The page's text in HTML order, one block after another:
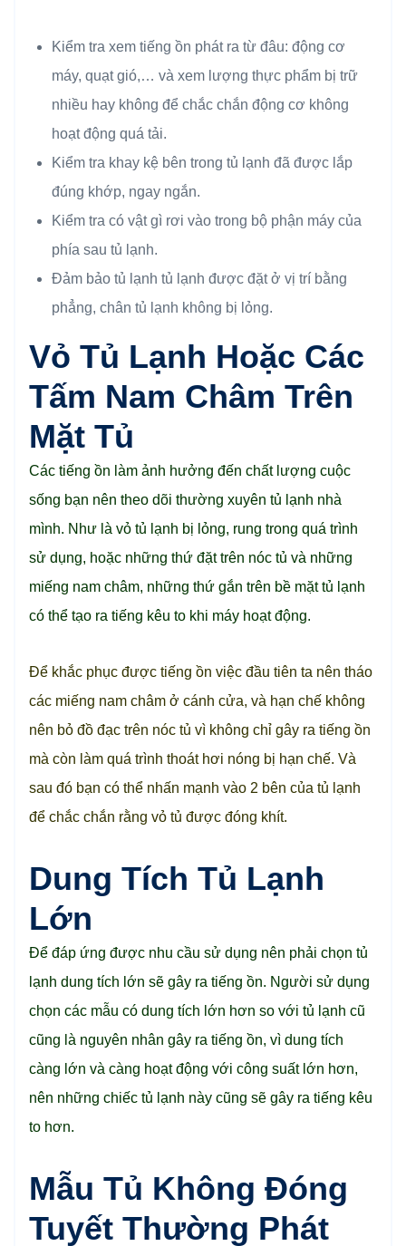
Kiểm tra xem tiếng ồn phát ra từ đâu: động cơ
máy, quạt gió,… và xem lượng thực phẩm bị trữ
nhiều hay không để chắc chắn động cơ không
hoạt động quá tải.
Kiểm tra khay kệ bên trong tủ lạnh đã được lắp
đúng khớp, ngay ngắn.
Kiểm tra có vật gì rơi vào trong bộ phận máy của
phía sau tủ lạnh.
Đảm bảo tủ lạnh tủ lạnh được đặt ở vị trí bằng
phẳng, chân tủ lạnh không bị lỏng.
Vỏ Tủ Lạnh Hoặc Các
Tấm Nam Châm Trên
Mặt Tủ
Các tiếng ồn làm ảnh hưởng đến chất lượng cuộc
sống bạn nên theo dõi thường xuyên tủ lạnh nhà
mình. Như là vỏ tủ lạnh bị lỏng, rung trong quá trình
sử dụng, hoặc những thứ đặt trên nóc tủ và những
miếng nam châm, những thứ gắn trên bề mặt tủ lạnh
có thể tạo ra tiếng kêu to khi máy hoạt động.
Để khắc phục được tiếng ồn việc đầu tiên ta nên tháo
các miếng nam châm ở cánh cửa, và hạn chế không
nên bỏ đồ đạc trên nóc tủ vì không chỉ gây ra tiếng ồn
mà còn làm quá trình thoát hơi nóng bị hạn chế. Và
sau đó bạn có thể nhấn mạnh vào 2 bên của tủ lạnh
để chắc chắn rằng vỏ tủ được đóng khít.
Dung Tích Tủ Lạnh
Lớn
Để đáp ứng được nhu cầu sử dụng nên phải chọn tủ
lạnh dung tích lớn sẽ gây ra tiếng ồn. Người sử dụng
chọn các mẫu có dung tích lớn hơn so với tủ lạnh cũ
cũng là nguyên nhân gây ra tiếng ồn, vì dung tích
càng lớn và càng hoạt động với công suất lớn hơn,
nên những chiếc tủ lạnh này cũng sẽ gây ra tiếng kêu
to hơn.
Mẫu Tủ Không Đóng
Tuyết Thường Phát